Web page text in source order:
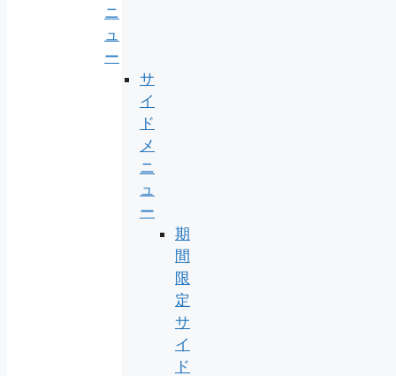
ニ
ュ
ー
サ
イ
ド
メ
ニ
ュ
ー
期
間
限
定
サ
イ
ド